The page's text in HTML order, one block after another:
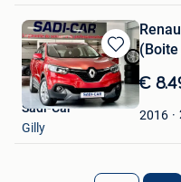
Bewaren
in
Mijn
Favorieten
(Boite
€
2016
Sadi-Car
Gilly